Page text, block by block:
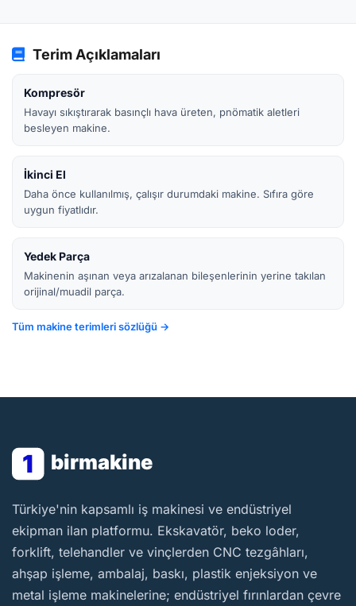
Terim Açıklamaları
Kompresör
Havayı sıkıştırarak basınçlı hava üreten, pnömatik aletleri
besleyen makine.
İkinci El
Daha önce kullanılmış, çalışır durumdaki makine. Sıfıra göre
uygun fiyatlıdır.
Yedek Parça
Makinenin aşınan veya arızalanan bileşenlerinin yerine takılan
orijinal/muadil parça.
Tüm makine terimleri sözlüğü →
1 birmakine
BirMakine
Türkiye'nin kapsamlı iş makinesi ve endüstriyel
ekipman ilan platformu. Ekskavatör, beko loder,
forklift, telehandler ve vinçlerden CNC tezgâhları,
ahşap işleme, ambalaj, baskı, plastik enjeksiyon ve
metal işleme makinelerine; endüstriyel fırınlardan çevre